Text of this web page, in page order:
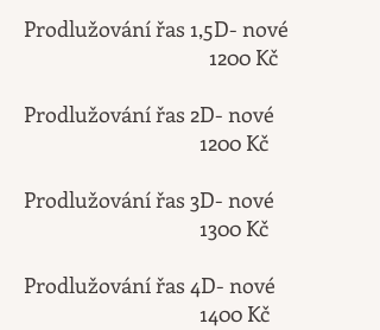
Prodlužování řas 1,5D- nové
1200 Kč
Prodlužování řas 2D- nové
1200 Kč
Prodlužování řas 3D- nové
1300 Kč
Prodlužování řas 4D- nové
1400 Kč